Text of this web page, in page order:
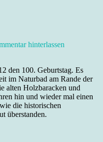
hinterlassen
den 100. Geburtstag. Es
im Naturbad am Rande der
alten Holzbaracken und
hin und wieder mal einen
die historischen
überstanden.